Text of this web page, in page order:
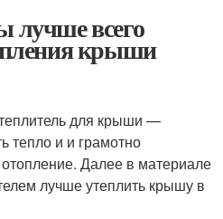
лучше всего
крыши
для крыши —
тепло и и грамотно
Далее в материале
лучше утеплить крышу в